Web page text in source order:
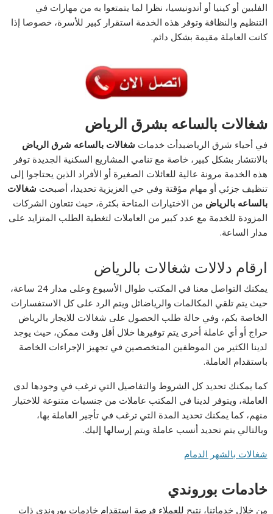
الفلبين أو كينيا أو أندونيسيا، نظرا لما يتمتعوا به من مهارات في
التنظيم والنظافة وتوفر هذه الخدمة استقرار كبير للأسرة، خصوصا إذا
كانت العاملة مقيمة بشكل دائم.
شغالات بالساعه بشرق الرياض
في أحياء شرق الرياضبدأت خدمات شغالات بالساعه شرق الرياض
بالانتشار بشكل كبير، خاصة مع تنامي المشاريع السكنية الجديدة توفر
هذه الخدمة مرونة عالية للعائلات الصغيرة أو الأفراد الذين يحتاجوا إلى
تنظيف جزئي أو مهام مؤقتة وفي حي العزيزية تحديدا، أصبحت شغالات
بالساعه بالرياض من الاختيارات المتاحة بكثرة، حيث تتعاون الشركات
المزودة للخدمة مع عدد كبير من العاملات لتغطية الطلب المتزايد على
مدار الساعة.
ارقام دلالات شغالات بالرياض
يمكنك التواصل معنا في المكتب طوال الأسبوع وعلى مدار 24 ساعة،
حيث يتم تلقي المكالمات والرياضائل ويتم الرد على كل الاستفسارات
الخاصة بكم، وفي حالة طلب الحصول على شغالات للايجار بالرياض
حراج أو أي عاملة أخرى يتم توفيرها خلال أقل وقت ممكن، حيث يوجد
لدينا الكثير من الموظفين المتخصصين في تجهيز الإجراءات الخاصة
باستقدام العاملة.
كما يمكنك تحديد كل الشروط والتفاصيل التي ترغب في وجودها لدى
العاملة، ويتوفر لدينا في المكتب عاملات من جنسيات متنوعة للاختيار
منهم، كما يمكنك تحديد المدة التي ترغب في تأجير العاملة بها،
وبالتالي يتم تحديد أنسب عاملة ويتم إرسالها إليك.
شغالات بالشهر الدمام
خادمات بوروندي
من خلال خدماتنا، نتيح للعملاء فرصة استقدام خادمات بوروندي ذات